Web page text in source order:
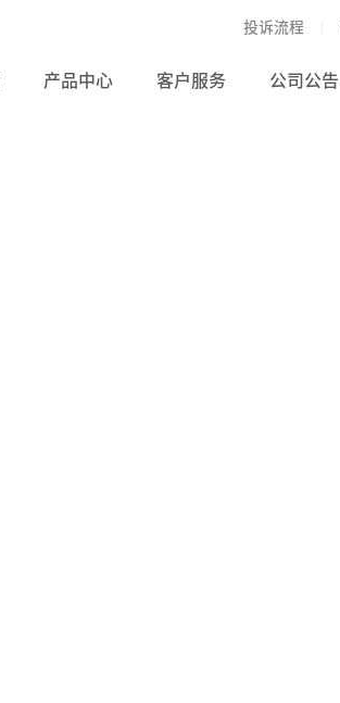
投诉流程
产品中心 客户服务 公司公告